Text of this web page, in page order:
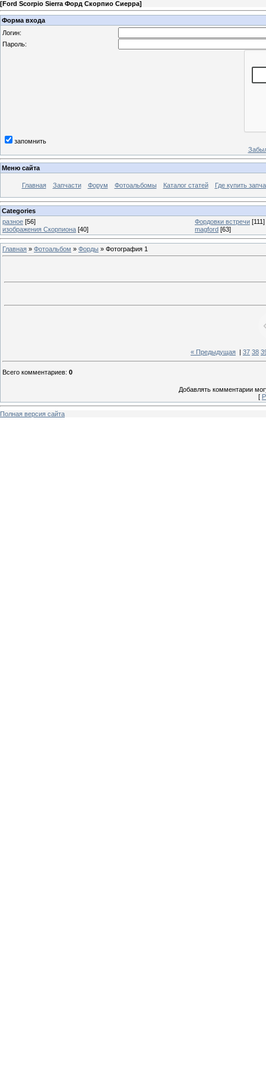
[Ford Scorpio Sierra Форд Скорпио Сиерра]
Форма входа
Логин:
Пароль:
запомнить
Меню сайта
Главная Запчасти Форум Фотоальбомы Каталог статей Где купить
Categories
разное [56] Фордовки встречи [111]
изображения Скорпиона [40] magford [63]
Главная » Фотоальбом » Форды » Фотография 1
« Предыдущая 37 38
Всего комментариев: 0
Добавлять комментарии
[
Полная версия сайта